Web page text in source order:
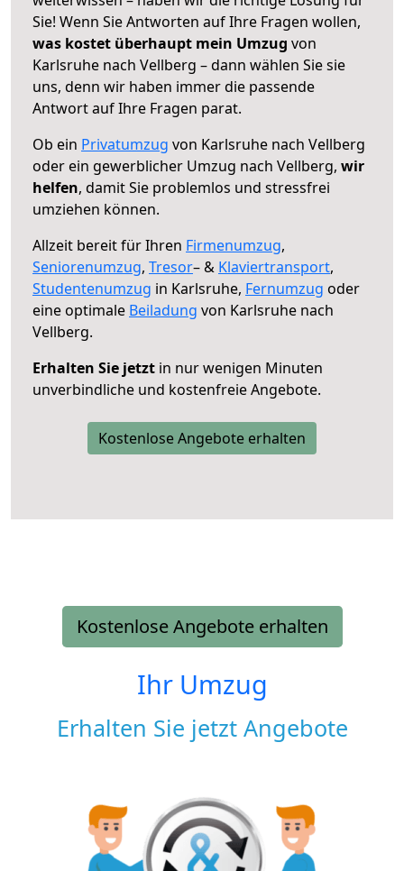
Sie! Wenn Sie Antworten auf Ihre Fragen wollen,
was kostet überhaupt mein Umzug von
Karlsruhe nach Vellberg – dann wählen Sie sie
uns, denn wir haben immer die passende
Antwort auf Ihre Fragen parat.
Ob ein Privatumzug von Karlsruhe nach Vellberg
oder ein gewerblicher Umzug nach Vellberg, wir
helfen, damit Sie problemlos und stressfrei
umziehen können.
Allzeit bereit für Ihren Firmenumzug,
Seniorenumzug, Tresor– & Klaviertransport,
Studentenumzug in Karlsruhe, Fernumzug oder
eine optimale Beiladung von Karlsruhe nach
Vellberg.
Erhalten Sie jetzt in nur wenigen Minuten
unverbindliche und kostenfreie Angebote.
Kostenlose Angebote erhalten
Kostenlose Angebote erhalten
Ihr Umzug
Erhalten Sie jetzt Angebote